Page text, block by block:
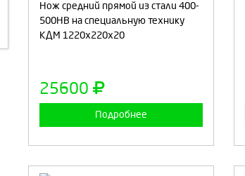
Нож средний прямой из стали 400-
500HB на специальную технику
КДМ 1220х220х20
25600
Подробнее